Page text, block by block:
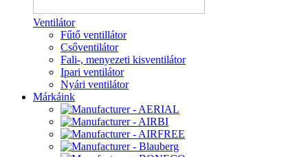
Ventilátor
Fűtő ventillátor
Csőventilátor
Fali-, menyezeti kisventilátor
Ipari ventilátor
Nyári ventilátor
Márkáink